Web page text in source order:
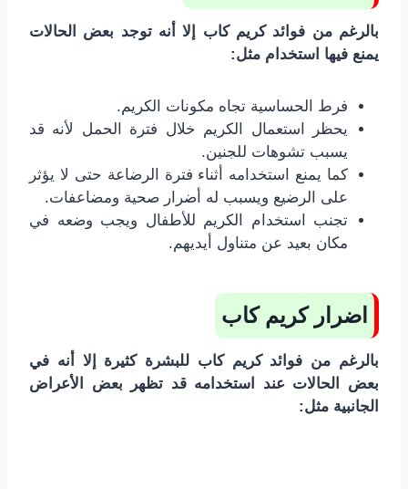
بالرغم من فوائد كريم كاب إلا أنه توجد بعض الحالات
يمنع فيها استخدام مثل:
فرط الحساسية تجاه مكونات الكريم.
يحظر استعمال الكريم خلال فترة الحمل لأنه قد
يسبب تشوهات للجنين.
كما يمنع استخدامه أثناء فترة الرضاعة حتى لا يؤثر
على الرضيع ويسبب له أضرار صحية ومضاعفات.
تجنب استخدام الكريم للأطفال ويجب وضعه في
مكان بعيد عن متناول أيديهم.
اضرار كريم كاب
بالرغم من فوائد كريم كاب للبشرة كثيرة إلا أنه في
بعض الحالات عند استخدامه قد تظهر بعض الأعراض
الجانبية مثل: